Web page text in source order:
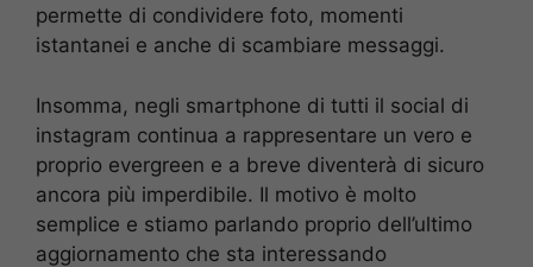
permette di condividere foto, momenti
istantanei e anche di scambiare messaggi.
Insomma, negli smartphone di tutti il social di
instagram continua a rappresentare un vero e
proprio evergreen e a breve diventerà di sicuro
ancora più imperdibile. Il motivo è molto
semplice e stiamo parlando proprio dell’ultimo
aggiornamento che sta interessando